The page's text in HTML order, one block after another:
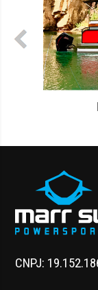
CNPJ: